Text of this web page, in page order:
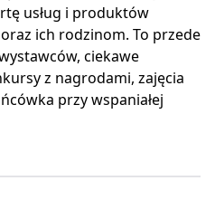
usług i produktów
ich rodzinom. To przede
ciekawe
z nagrodami, zajęcia
przy wspaniałej